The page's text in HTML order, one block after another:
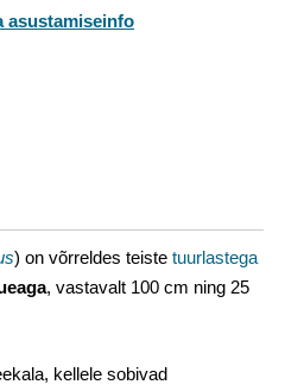
asustamiseinfo
) on võrreldes teiste tuurlastega
, vastavalt 100 cm ning 25
kellele sobivad